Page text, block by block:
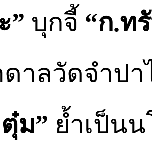
” บุกจี้ “ก.ท
าลวัดจำปา
ม” ย้ำเป็น